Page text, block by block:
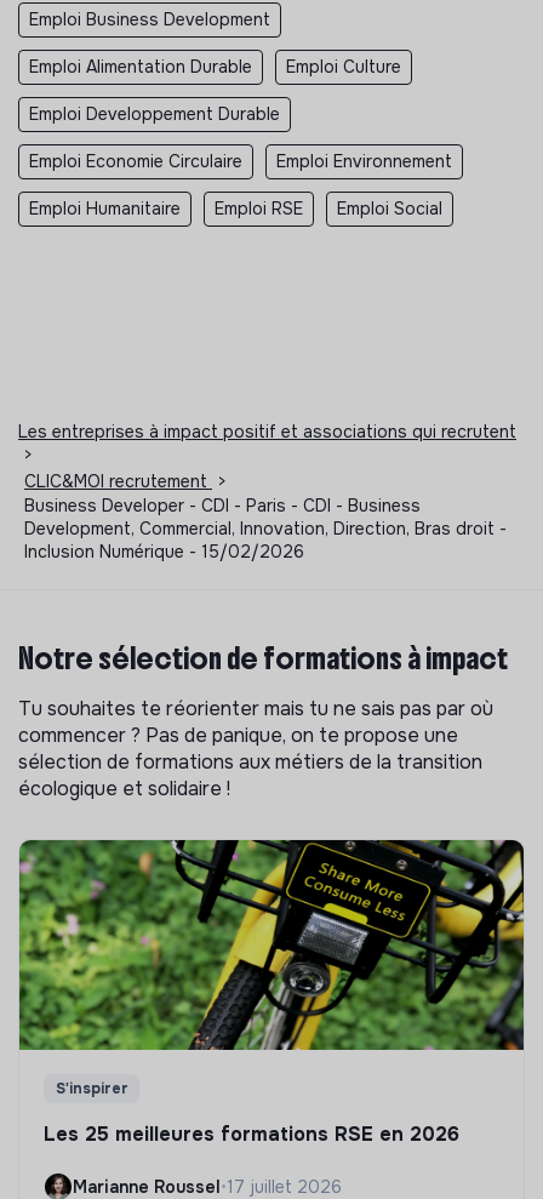
Emploi Business Development
Emploi Alimentation Durable Emploi Culture
Emploi Developpement Durable
Emploi Economie Circulaire Emploi Environnement
Emploi Humanitaire Emploi RSE Emploi Social
Les entreprises à impact positif et associations qui recrutent
>
CLIC&MOI recrutement
>
Business Developer - CDI - Paris - CDI - Business
Development, Commercial, Innovation, Direction, Bras droit -
Inclusion Numérique - 15/02/2026
Notre sélection de formations à impact
Tu souhaites te réorienter mais tu ne sais pas par où
commencer ? Pas de panique, on te propose une
sélection de formations aux métiers de la transition
écologique et solidaire !
S'inspirer
Les 25 meilleures formations RSE en 2026
Marianne Roussel•17 juillet 2026